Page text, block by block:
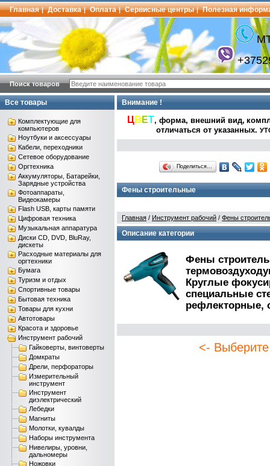
Главная | Доставка | Оплата | Сервисные центры | Полезная
Поиск товаров
Все товары
Комплектующие для
компьютеров
Ноутбуки и аксессуары
Кабели, переходники
Сетевое оборудование
Оргтехника
Аккумуляторы, Батарейки,
Зарядные устройства
Фотоаппараты,
Видеокамеры
Flash USB, карты памяти
Цифровая техника
Музыкальная аппаратура
Диски CD, DVD, BluRay,
дискеты
Расходные материалы для
оргтехники
Бумага
Туризм и отдых
Спортивные товары
Бытовая техника
Товары для кухни
Автотовары
Красота и здоровье
Инструмент рабочий
Гайковерты, винтоверты
Домкраты
Дрели, перфораторы
Измерительный
инструмент
Инструмент
диэлектрический
Лебедки
Магниты
Молотки, кувалды
Наборы инструмента
Нивелиры, уровни,
дальномеры
Ножовки
Внимание !
ЦВ ЕТ, форма, внешний вид,
отличаться от указанных.
Поделиться…
Фены строительные
Главная / Инструмент рабочий / Фены
Описание категории
Фены
Круглые
специальные
рефлекторные,
<- Выберите